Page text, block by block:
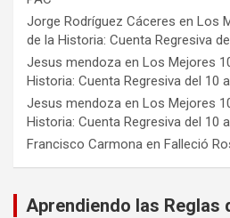
Jorge Rodríguez Cáceres en Los
de la Historia: Cuenta Regresiva
Jesus mendoza en Los Mejores
Historia: Cuenta Regresiva del 10
Jesus mendoza en Los Mejores
Historia: Cuenta Regresiva del 10
Francisco Carmona en Falleció
Aprendiendo las Reglas